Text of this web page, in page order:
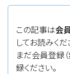
この記事は会
してお読みくだ
まだ会員登録
録ください。